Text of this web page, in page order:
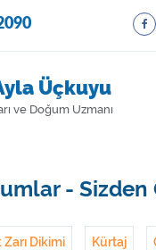
Üçkuyu
ve Doğum Uzmanı
- Sizden
Zarı Dikimi Kürtaj